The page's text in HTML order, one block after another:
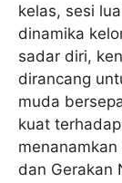
kelas, sesi
dinamika
sadar diri,
dirancang
muda
kuat
dan Gerakan